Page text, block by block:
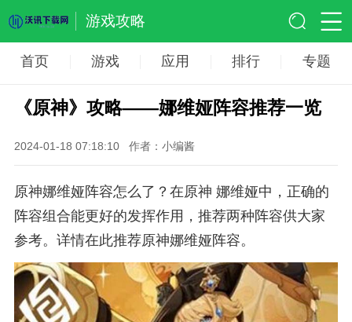
游戏攻略
首页 游戏 应用 排行 专题
《原神》攻略——娜维娅阵容推荐一览
2024-01-18 07:18:10 作者：小编酱
原神娜维娅阵容怎么了？在原神 娜维娅中，正确的
阵容组合能更好的发挥作用，推荐两种阵容供大家
参考。详情在此推荐原神娜维娅阵容。